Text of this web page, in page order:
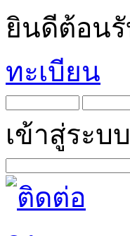
ยินดีต้อน
ทะเบียน
เข้าสู่ระบ